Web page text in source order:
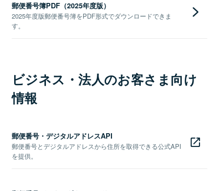
郵便番号簿PDF（2025年度版）
2025年度版郵便番号簿をPDF形式でダウンロードできま
す。
ビジネス・法人のお客さま向け
情報
郵便番号・デジタルアドレスAPI
郵便番号とデジタルアドレスから住所を取得できる公式API
を提供。